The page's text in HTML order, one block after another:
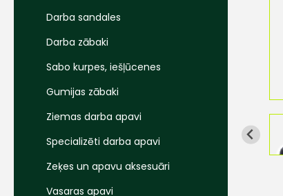
Darba sandales
Darba zābaki
Sabo kurpes, iešļūcenes
Gumijas zābaki
Ziemas darba apavi
Specializēti darba apavi
Zeķes un apavu aksesuāri
Vasaras apavi